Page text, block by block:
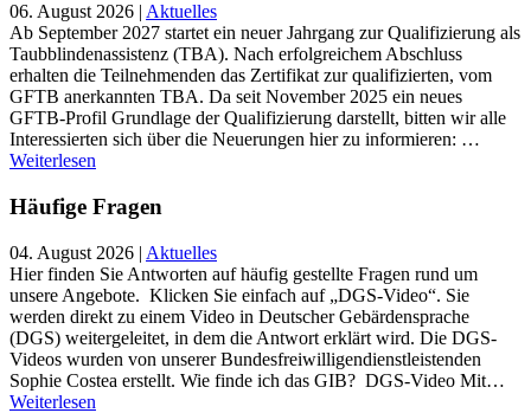
06. August 2026 | Aktuelles
Ab September 2027 startet ein neuer Jahrgang zur Qualifizierung als
Taubblindenassistenz (TBA). Nach erfolgreichem Abschluss
erhalten die Teilnehmenden das Zertifikat zur qualifizierten, vom
GFTB anerkannten TBA. Da seit November 2025 ein neues
GFTB-Profil Grundlage der Qualifizierung darstellt, bitten wir alle
Interessierten sich über die Neuerungen hier zu informieren: …
Weiterlesen
Häufige Fragen
04. August 2026 | Aktuelles
Hier finden Sie Antworten auf häufig gestellte Fragen rund um
unsere Angebote. Klicken Sie einfach auf „DGS-Video“. Sie
werden direkt zu einem Video in Deutscher Gebärdensprache
(DGS) weitergeleitet, in dem die Antwort erklärt wird. Die DGS-
Videos wurden von unserer Bundesfreiwilligendienstleistenden
Sophie Costea erstellt. Wie finde ich das GIB? DGS-Video Mit…
Weiterlesen